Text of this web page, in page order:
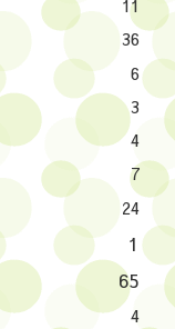
11
36
6
3
4
7
24
1
65
4